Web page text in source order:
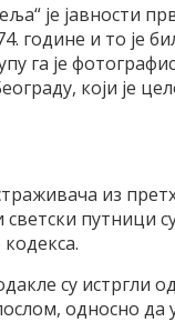
је јавности
године и то је
га је
који је
из
путници
су истргли
односно да